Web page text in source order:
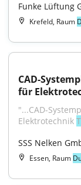
Funke Lüftung
Krefeld, Raum
CAD-
für
"...CAD-
Elektrotechnik
SSS Nelken
Essen, Raum